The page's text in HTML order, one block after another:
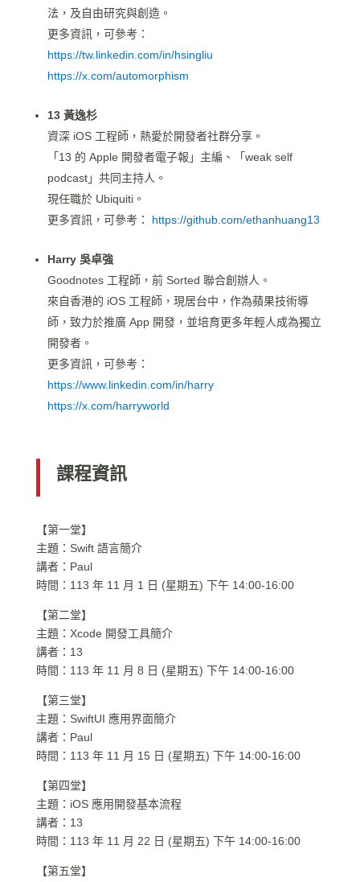
法，及自由研究與創造。
更多資訊，可參考：
https://tw.linkedin.com/in/hsingliu
https://x.com/automorphism
13 黃逸杉
資深 iOS 工程師，熱愛於開發者社群分享。
「13 的 Apple 開發者電子報」主編、「weak self
podcast」共同主持人。
現任職於 Ubiquiti。
更多資訊，可參考： https://github.com/ethanhuang13
Harry 吳卓強
Goodnotes 工程師，前 Sorted 聯合創辦人。
來自香港的 iOS 工程師，現居台中，作為蘋果技術導
師，致力於推廣 App 開發，並培育更多年輕人成為獨立
開發者。
更多資訊，可參考：
https://www.linkedin.com/in/harry
https://x.com/harryworld
課程資訊
【第一堂】
主題：Swift 語言簡介
講者：Paul
時間：113 年 11 月 1 日 (星期五) 下午 14:00-16:00
【第二堂】
主題：Xcode 開發工具簡介
講者：13
時間：113 年 11 月 8 日 (星期五) 下午 14:00-16:00
【第三堂】
主題：SwiftUI 應用界面簡介
講者：Paul
時間：113 年 11 月 15 日 (星期五) 下午 14:00-16:00
【第四堂】
主題：iOS 應用開發基本流程
講者：13
時間：113 年 11 月 22 日 (星期五) 下午 14:00-16:00
【第五堂】